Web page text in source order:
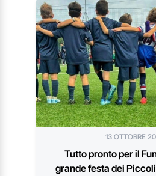
13 OTTOBRE
Tutto pronto per il
grande festa dei